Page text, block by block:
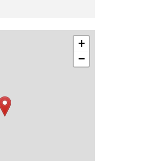
+
−